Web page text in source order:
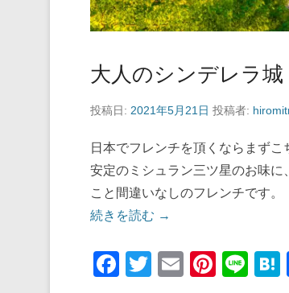
大人のシンデレラ城
投稿日: 2021年5月21日 投稿者:
日本でフレンチを頂くならまずこ
安定のミシュラン三ツ星のお味
こと間違いなしのフレンチです。
続きを読む →
F
T
E
Pi
Li